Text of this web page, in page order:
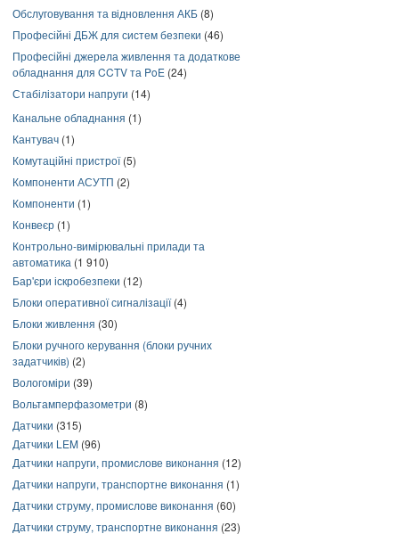
Обслуговування та відновлення АКБ (8)
Професійні ДБЖ для систем безпеки (46)
Професійні джерела живлення та додаткове
обладнання для CCTV та PoE (24)
Стабілізатори напруги (14)
Канальне обладнання (1)
Кантувач (1)
Комутаційні пристрої(5)
Компоненти АСУТП (2)
Компоненти (1)
Конвеєр (1)
Контрольно-вимірювальні прилади та
автоматика (1 910)
Бар'єри іскробезпеки (12)
Блоки оперативної сигналізації(4)
Блоки живлення (30)
Блоки ручного керування (блоки ручних
задатчиків) (2)
Вологоміри (39)
Вольтамперфазометри (8)
Датчики (315)
Датчики LEM (96)
Датчики напруги, промислове виконання (12)
Датчики напруги, транспортне виконання (1)
Датчики струму, промислове виконання (60)
Датчики струму, транспортне виконання (23)